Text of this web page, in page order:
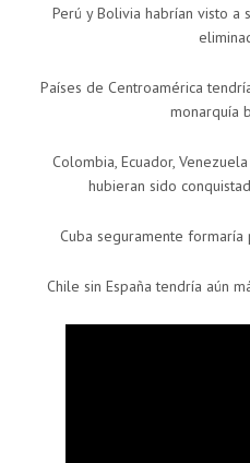
Perú y Bolivia habrían visto a
Países de Centroamérica
monarquía
Colombia, Ecuador,
hubieran sido
Cuba seguramente formaría
Chile sin España tendría aún